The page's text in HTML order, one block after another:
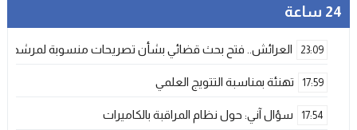
24 ساعة
23:09 العرائش.. فتح بحث قضائي بشأن تصريحات منسوبة لمرشحة
17:59 تهنئة بمناسبة التتويج العلمي
17:54 سؤال آني: حول نظام المراقبة بالكاميرات